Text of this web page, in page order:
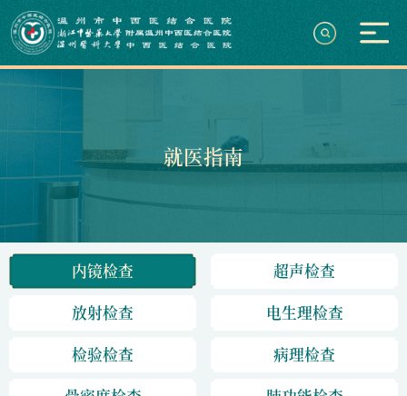
就医指南
内镜检查
超声检查
放射检查
电生理检查
检验检查
病理检查